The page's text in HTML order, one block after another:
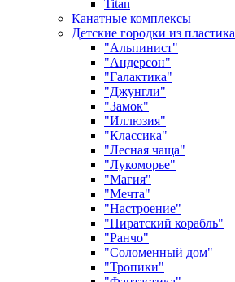
Titan
Канатные комплексы
Детские городки из пластика
"Альпинист"
"Андерсон"
"Галактика"
"Джунгли"
"Замок"
"Иллюзия"
"Классика"
"Лесная чаща"
"Лукоморье"
"Магия"
"Мечта"
"Настроение"
"Пиратский корабль"
"Ранчо"
"Соломенный дом"
"Тропики"